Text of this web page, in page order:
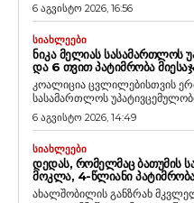
6 აგვისტო 2026, 16:56
ᲡᲘᲐᲮᲚᲔᲔᲑᲘ
ᲜᲘᲙᲐ ᲛᲔᲚᲘᲐᲡ ᲡᲐᲡᲐᲛᲐᲠᲗᲚᲝᲡ
ᲓᲐ 6 ᲗᲕᲘᲗ ᲞᲐᲢᲘᲛᲠᲝᲑᲐ
კოალიცია ცვლილებისთვის
სასამართლოს
6 აგვისტო 2026, 14:49
ᲡᲘᲐᲮᲚᲔᲔᲑᲘ
ᲓᲔᲓᲐᲡ, ᲠᲝᲛᲔᲚᲛᲐᲪ ᲑᲐᲗᲣᲛᲘᲡ
ᲛᲝᲙᲚᲐ, 4-ᲬᲚᲘᲐᲜᲘ ᲞᲐᲢᲘᲛᲠᲝᲑᲐ
ახალშობილის განზრახ